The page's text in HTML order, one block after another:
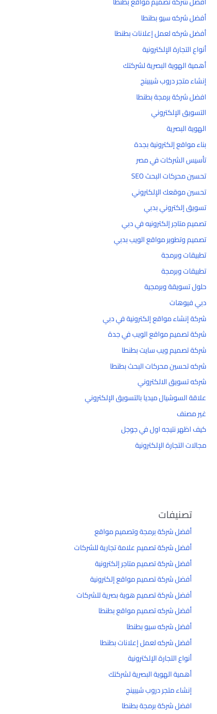
أفضل شركه سيو بطنطا
أفضل شركه لعمل إعلانات بطنطا
أنواع التجارة الإلكترونية
أهمية الهوية البصرية لشركتك
إنشاء متجر دروب شيبينج
افضل شركة برمجة بطنطا
التسويق الإلكتروني
الهوية البصرية
بناء مواقع إلكترونية بجدة
تأسيس الشركات في مصر
تحسين محركات البحث SEO
تحسين موقعك الإلكتروني
تسويق إلكتروني بدبي
تصميم متاجر إلكترونيه في دبي
تصميم وتطوير مواقع الويب بدبي
تطبيقات وبرمجة
تطبيقات وبرمجة
حلول تسويقة وبرمجية
دبي فيوهات
شركة إنشاء مواقع إلكترونية في دبي
شركة تصميم مواقع الويب في جدة
شركة تصميم ويب سايت بطنطا
شركه تحسين محركات البحث بطنطا
شركه تسويق الالكتروني
علاقة السوشيال ميديا بالتسويق الإلكتروني
غير مصنف
كيف اظهر نتيجه اول في جوجل
مجالات التجارة الإلكترونية
تصنيفات
أفضل شركة برمجة وتصميم مواقع
أفضل شركة تصميم علامة تجارية للشركات
أفضل شركة تصميم متاجر إلكترونية
أفضل شركة تصميم مواقع إلكترونية
أفضل شركة تصميم هوية بصرية للشركات
أفضل شركه تصميم مواقع بطنطا
أفضل شركه سيو بطنطا
أفضل شركه لعمل إعلانات بطنطا
أنواع التجارة الإلكترونية
أهمية الهوية البصرية لشركتك
إنشاء متجر دروب شيبينج
افضل شركة برمجة بطنطا